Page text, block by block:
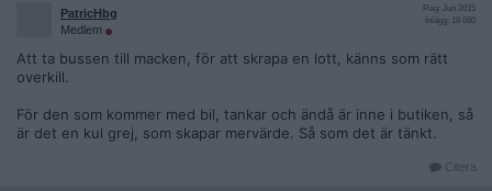
PatricHbg
Medlem
Reg: Jun 2015
Inlägg: 18 680
Att ta bussen till macken, för att skrapa en lott, känns som rätt
overkill.
För den som kommer med bil, tankar och ändå är inne i butiken, så
är det en kul grej, som skapar mervärde. Så som det är tänkt.
Citera